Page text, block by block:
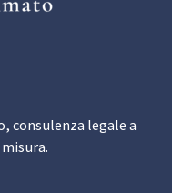
consulenza legale a